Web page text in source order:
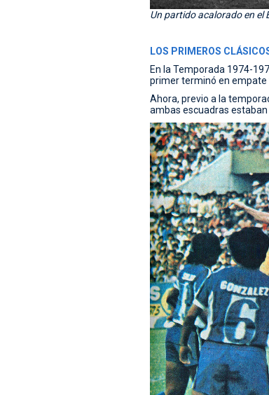
Un partido acalorado en el
LOS PRIMEROS
En la Temporada 1974-
primer terminó en empate
Ahora, previo a la
ambas escuadras